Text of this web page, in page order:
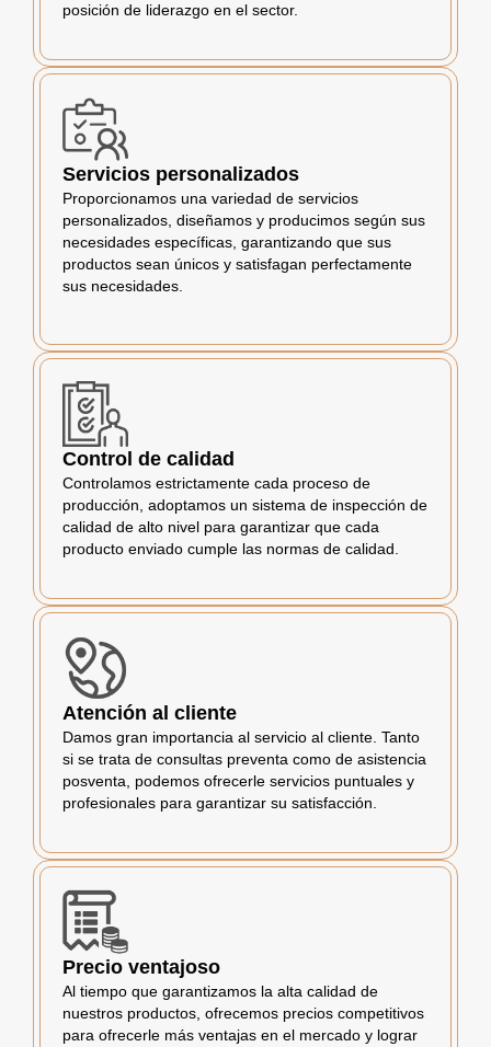
posición de liderazgo en el sector.
Servicios personalizados
Proporcionamos una variedad de servicios
personalizados, diseñamos y producimos según sus
necesidades específicas, garantizando que sus
productos sean únicos y satisfagan perfectamente
sus necesidades.
Control de calidad
Controlamos estrictamente cada proceso de
producción, adoptamos un sistema de inspección de
calidad de alto nivel para garantizar que cada
producto enviado cumple las normas de calidad.
Atención al cliente
Damos gran importancia al servicio al cliente. Tanto
si se trata de consultas preventa como de asistencia
posventa, podemos ofrecerle servicios puntuales y
profesionales para garantizar su satisfacción.
Precio ventajoso
Al tiempo que garantizamos la alta calidad de
nuestros productos, ofrecemos precios competitivos
para ofrecerle más ventajas en el mercado y lograr